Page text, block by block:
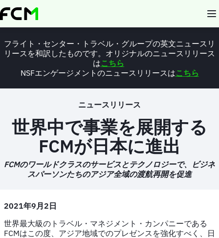
Skip
to
フライト・センター・トラベル・グループの英文ニュースリ
リースを和訳したものです。オリジナルのニュースリリース
はこちら
NSFエンゲージメントのニュースリリースはこちら
ニュースリリース
世界中で事業を展開する
FCMが日本に進出
FCMのワールドクラスのサービスとテクノロジーで、ビジネ
スパーソンたちのアジア全域の渡航再開を促進
2021年9月2日
世界最大級のトラベル・マネジメント・カンパニーである
FCMはこの度、アジア地域でのプレゼンスを強化すべく、日